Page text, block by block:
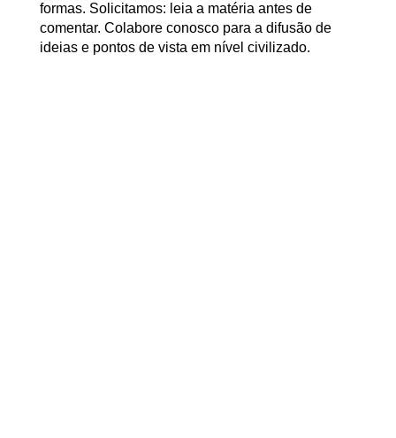
formas. Solicitamos: leia a matéria antes de
comentar. Colabore conosco para a difusão de
ideias e pontos de vista em nível civilizado.